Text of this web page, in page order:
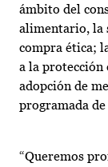
ámbito del
alimentario, la
compra ética;
a la protección
adopción de
programada
“Queremos